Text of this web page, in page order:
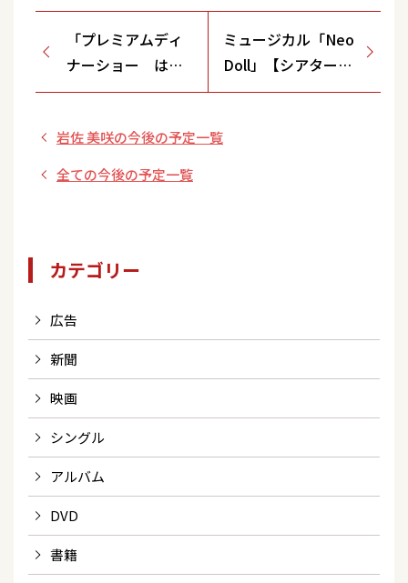
「プレミアムディ
ナーショー はや
ぶさ IN 神戸
ミュージカル「Neo
Doll」【シアターH/
東京都 】
岩佐 美咲の今後の予定一覧
全ての今後の予定一覧
カテゴリー
広告
新聞
映画
シングル
アルバム
DVD
書籍